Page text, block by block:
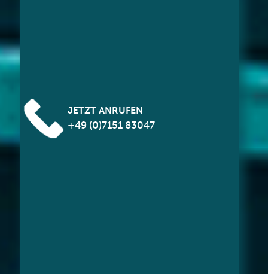
JETZT ANRUFEN
+49 (0)7151 83047